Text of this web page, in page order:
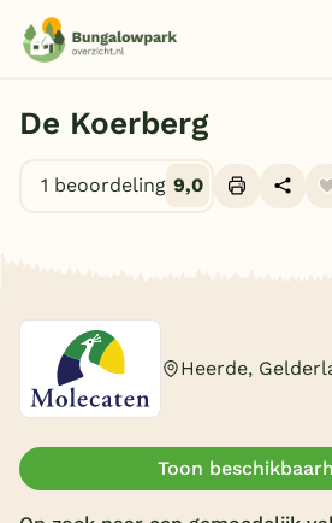
Last minutes
Top 12
Vakantiepark
Vakantieparken
De Koerberg
1 beoordeling 9,0
Heerde,
Toon